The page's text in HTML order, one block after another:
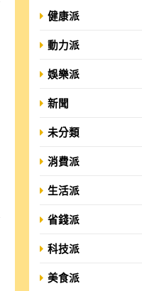
健康派
動力派
娛樂派
新聞
未分類
消費派
生活派
省錢派
科技派
美食派